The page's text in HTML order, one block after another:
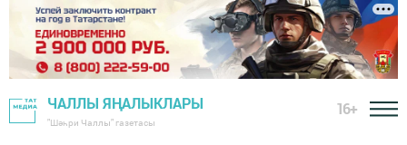
ЧАЛЛЫ ЯҢАЛЫКЛАРЫ
"Шәһри Чаллы" газетасы
16+